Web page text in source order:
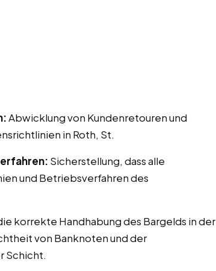
Abwicklung von Kundenretouren und
in Roth, St.
Sicherstellung, dass alle
und Betriebsverfahren des
korrekte Handhabung des Bargelds in der
von Banknoten und der
Schicht.